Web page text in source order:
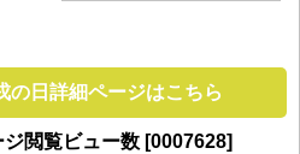
の日詳細ページはこちら
閲覧ビュー数 [0007628]